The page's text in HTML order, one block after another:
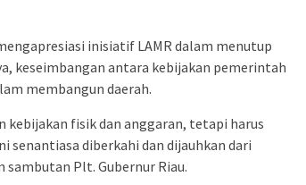
inisiatif LAMR dalam menutup
keseimbangan antara kebijakan pemerintah
membangun daerah.
kebijakan fisik dan anggaran, tetapi harus
senantiasa diberkahi dan dijauhkan dari
sambutan Plt. Gubernur Riau.